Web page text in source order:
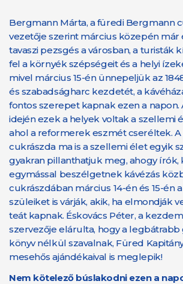
Bergmann Márta, a füredi Bergmann
vezetője szerint március közepén már
tavaszi pezsgés a városban, a turisták
fel a környék szépségeit és a helyi
mivel március 15-én ünnepeljük az
és szabadságharc kezdetét, a
fontos szerepet kapnak ezen a napon.
idején ezek a helyek voltak a szellemi
ahol a reformerek eszmét cseréltek.
cukrászda ma is a szellemi élet egyik
gyakran pillanthatjuk meg, ahogy írók,
egymással beszélgetnek kávézás
cukrászdában március 14-én és 15-én
szüleiket is várják, akik, ha elmondják
teát kapnak. Éskovács Péter, a
szervezője elárulta, hogy a
könyv nélkül szavalnak, Füred
mesehős ajándékaival is meglepik!
Nem kötelező búslakodni ezen a